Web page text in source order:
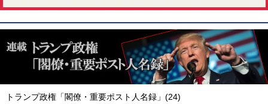
トランプ政権「閣僚・重要ポスト人名録」(24)